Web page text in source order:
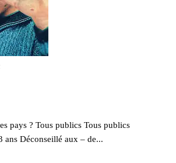
pays ? Tous publics Tous publics
ans Déconseillé aux – de...